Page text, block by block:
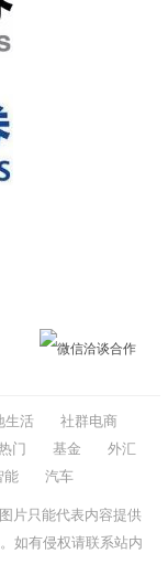
微信洽谈合作
生活
社群电商
门 基金
外汇
能 汽车
片只能代表内容提供
如有侵权请联系站内